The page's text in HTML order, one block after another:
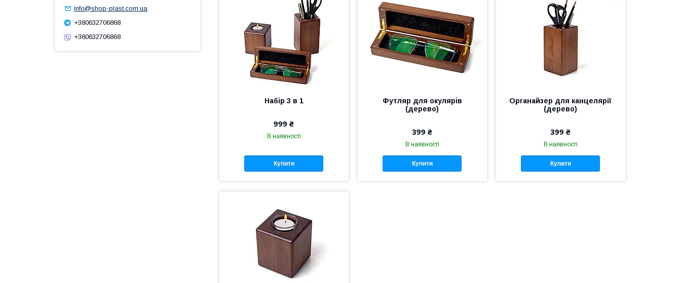
Набір 3 в 1
999 ₴
В наявності
Купити
Футляр для окулярів
(дерево)
399 ₴
В наявності
Купити
Органайзер для канцелярії
(дерево)
399 ₴
В наявності
Купити
info@shop-plast.com.ua
+380632706868
+380632706868